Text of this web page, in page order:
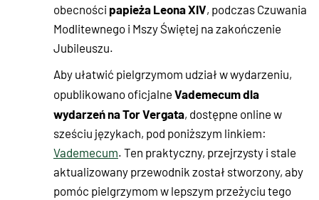
obecności papieża Leona XIV, podczas Czuwania
Modlitewnego i Mszy Świętej na zakończenie
Jubileuszu.
Aby ułatwić pielgrzymom udział w wydarzeniu,
opublikowano oficjalneVademecum dla
wydarzeń na Tor Vergata, dostępne online w
sześciu językach, pod poniższym linkiem:
Vademecum. Ten praktyczny, przejrzysty i stale
aktualizowany przewodnik został stworzony, aby
pomóc pielgrzymom w lepszym przeżyciu tego